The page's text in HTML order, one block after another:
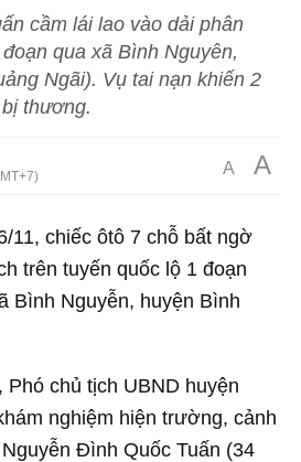
cầm lái lao vào dải phân
qua xã Bình Nguyên,
Ngãi). Vụ tai nạn khiến 2
thương.
A A
11, chiếc ôtô 7 chỗ bất ngờ
trên tuyến quốc lộ 1 đoạn
Bình Nguyễn, huyện Bình
Phó chủ tịch UBND huyện
nghiệm hiện trường, cảnh
Đình Quốc Tuấn (34